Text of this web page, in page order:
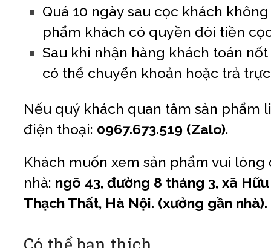
Quá 10 ngày sau cọc khách
phẩm khách có quyền đòi tiền
Sau khi nhận hàng khách toán
có thể chuyển khoản hoặc trả
Nếu quý khách quan tâm sản phẩm
điện thoại: 0967.673.519 (Zalo).
Khách muốn xem sản phẩm vui lòng
nhà: ngõ 43, đường 8 tháng 3, xã
Thạch Thất, Hà Nội. (xưởng gần nhà).